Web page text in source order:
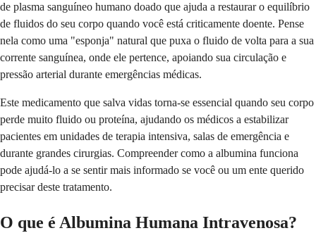
de plasma sanguíneo humano doado que ajuda a restaurar o equilíbrio
de fluidos do seu corpo quando você está criticamente doente. Pense
nela como uma "esponja" natural que puxa o fluido de volta para a sua
corrente sanguínea, onde ele pertence, apoiando sua circulação e
pressão arterial durante emergências médicas.
Este medicamento que salva vidas torna-se essencial quando seu corpo
perde muito fluido ou proteína, ajudando os médicos a estabilizar
pacientes em unidades de terapia intensiva, salas de emergência e
durante grandes cirurgias. Compreender como a albumina funciona
pode ajudá-lo a se sentir mais informado se você ou um ente querido
precisar deste tratamento.
O que é Albumina Humana Intravenosa?